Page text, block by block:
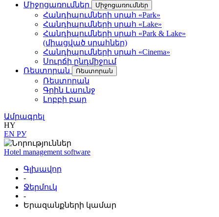
Միջոցառումներ
Միջոցառումներ
Հանդիպումների սրահ «Park»
Հանդիպումների սրահ «Lake»
Հանդիպումների սրահ «Park & Lake»
(միացված սրահներ)
Հանդիպումների սրահ «Cinema»
Սուրճի ընդմիջում
Ռեստորան
Ռեստորան
Ռեստորան
Գրին Լաունջ
Լոբբի բար
Ամրագրել
HY
EN РУ
Hotel management software
Գլխավոր
-
Ջերմուկ
-
Երազանքների կամար